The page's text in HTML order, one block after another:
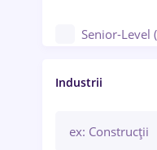
Senior-Level
Manager /
Industrii